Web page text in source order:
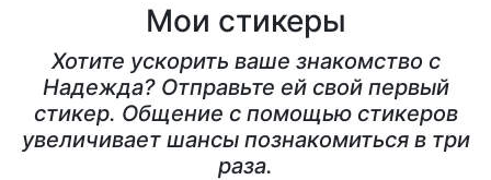
Мои стикеры
Хотите ускорить ваше знакомство с
Надежда? Отправьте ей свой первый
стикер. Общение с помощью стикеров
увеличивает шансы познакомиться в три
раза.